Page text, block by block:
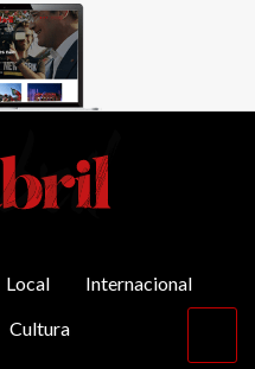
Local
Internacional
Cultura